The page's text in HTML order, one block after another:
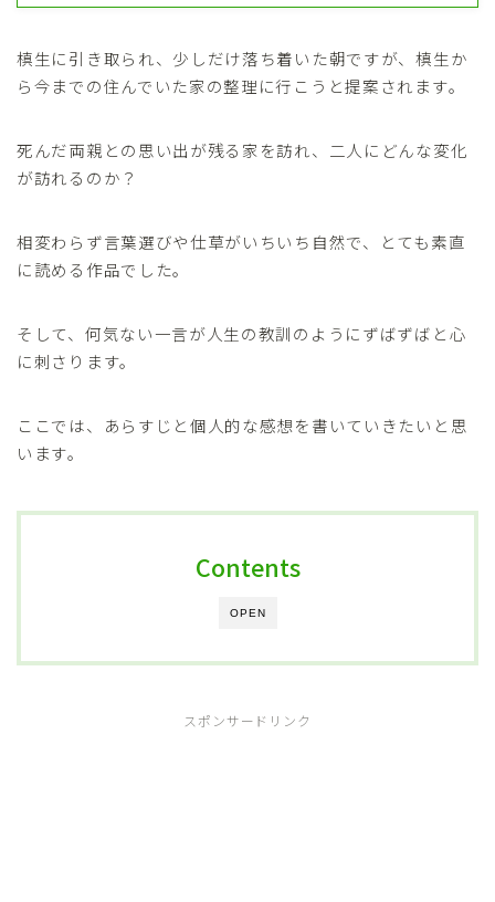
槙生に引き取られ、少しだけ落ち着いた朝ですが、槙生か
ら今までの住んでいた家の整理に行こうと提案されます。
死んだ両親との思い出が残る家を訪れ、二人にどんな変化
が訪れるのか？
相変わらず言葉選びや仕草がいちいち自然で、とても素直
に読める作品でした。
そして、何気ない一言が人生の教訓のようにずばずばと心
に刺さります。
ここでは、あらすじと個人的な感想を書いていきたいと思
います。
OPEN
Contents
スポンサードリンク